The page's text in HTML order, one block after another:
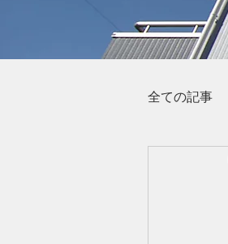
全ての記事